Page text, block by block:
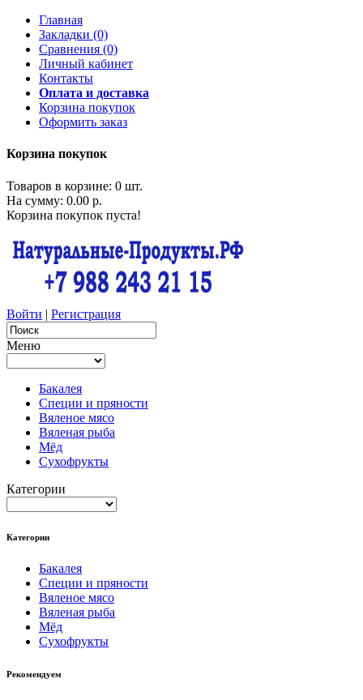
Главная
Закладки (0)
Сравнения (0)
Личный кабинет
Контакты
Оплата и доставка
Корзина покупок
Оформить заказ
Корзина покупок
Товаров в корзине: 0 шт.
На сумму: 0.00 р.
Корзина покупок пуста!
Войти | Регистрация
Меню
Бакалея
Специи и пряности
Вяленое мясо
Вяленая рыба
Мёд
Сухофрукты
Категории
Категории
Бакалея
Специи и пряности
Вяленое мясо
Вяленая рыба
Мёд
Сухофрукты
Рекомендуем